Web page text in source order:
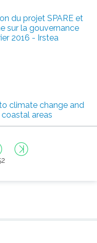
du projet SPARE et
sur la gouvernance
2016 - Irstea
climate change and
areas